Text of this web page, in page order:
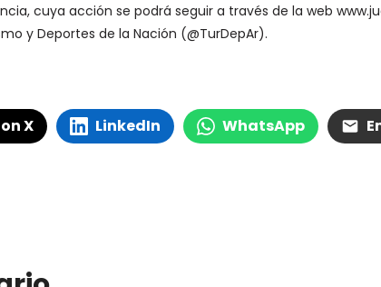
cuya acción se podrá seguir a través de la web
y Deportes de la Nación (@TurDepAr).
X LinkedIn WhatsApp